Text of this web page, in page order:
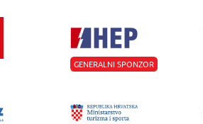
GENERALNI SPONZOR